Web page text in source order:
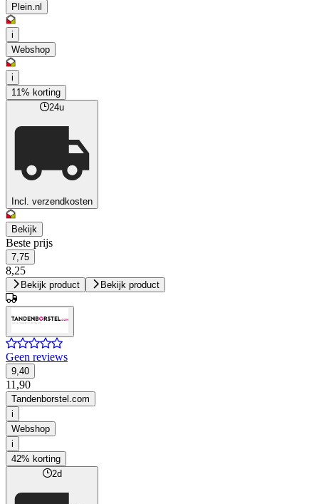
Plein.nl
i
Webshop
i
11% korting
24u
Incl. verzendkosten
Bekijk
Beste prijs
7,75
8,25
Bekijk product Bekijk product
Geen reviews
9,40
11,90
Tandenborstel.com
i
Webshop
i
42% korting
2d